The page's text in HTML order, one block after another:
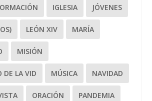
IGLESIA JÓVENES
LEÓN XIV MARÍA
MISIÓN
DE LA VID MÚSICA NAVIDAD
ORACIÓN PANDEMIA